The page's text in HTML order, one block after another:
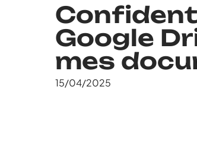
Google
mes
15/04/2025